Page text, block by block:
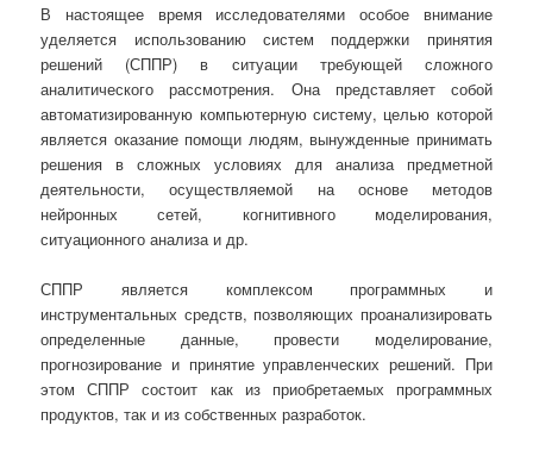
В настоящее время исследователями особое внимание
уделяется использованию систем поддержки принятия
решений (СППР) в ситуации требующей сложного
аналитического рассмотрения. Она представляет собой
автоматизированную компьютерную систему, целью которой
является оказание помощи людям, вынужденные принимать
решения в сложных условиях для анализа предметной
деятельности, осуществляемой на основе методов
нейронных сетей, когнитивного моделирования,
ситуационного анализа и др.
СППР является комплексом программных и
инструментальных средств, позволяющих проанализировать
определенные данные, провести моделирование,
прогнозирование и принятие управленческих решений. При
этом СППР состоит как из приобретаемых программных
продуктов, так и из собственных разработок.